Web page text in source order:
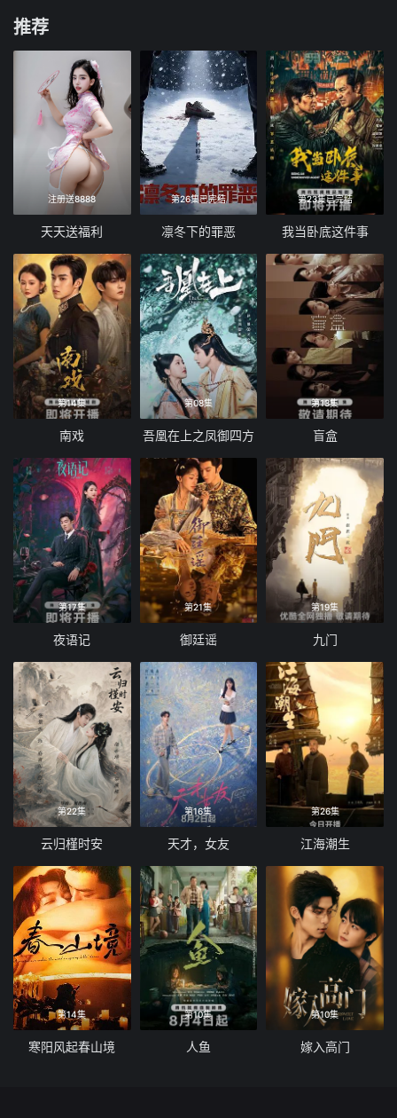
推荐
注册送8888
天天送福利
第26集已完结
凛冬下的罪恶
第23集已完结
我当卧底这件事
第14集
南戏
第08集
吾凰在上之凤御四方
第13集
盲盒
第17集
夜语记
第21集
御廷谣
第19集
九门
第22集
云归槿时安
第16集
天才，女友
第26集
江海潮生
第14集
寒阳风起春山境
第10集
人鱼
第10集
嫁入高门